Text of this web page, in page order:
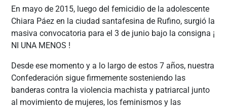
En mayo de 2015, luego del femicidio de la adolescente
Chiara Páez en la ciudad santafesina de Rufino, surgió la
masiva convocatoria para el 3 de junio bajo la consigna ¡
NI UNA MENOS !
Desde ese momento y a lo largo de estos 7 años, nuestra
Confederación sigue firmemente sosteniendo las
banderas contra la violencia machista y patriarcal junto
al movimiento de mujeres, los feminismos y las